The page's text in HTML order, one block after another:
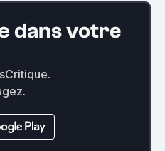
dans votre